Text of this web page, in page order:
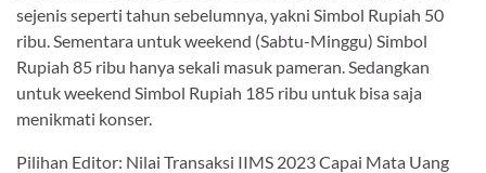
sejenis seperti tahun sebelumnya, yakni Simbol Rupiah 50
ribu. Sementara untuk weekend (Sabtu-Minggu) Simbol
Rupiah 85 ribu hanya sekali masuk pameran. Sedangkan
untuk weekend Simbol Rupiah 185 ribu untuk bisa saja
menikmati konser.
Pilihan Editor: Nilai Transaksi IIMS 2023 Capai Mata Uang